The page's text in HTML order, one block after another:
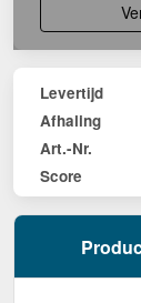
Levertijd
Afhaling
Art.-Nr.
Score